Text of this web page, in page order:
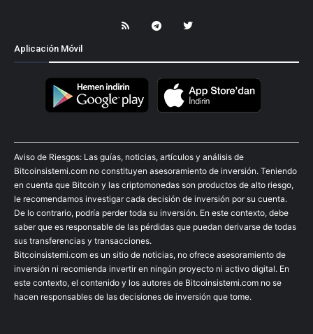
Aplicación Móvil
Aviso de Riesgos: Las guías, noticias, artículos y análisis de
Bitcoinsistemi.com no constituyen asesoramiento de inversión. Teniendo
en cuenta que Bitcoin y las criptomonedas son productos de alto riesgo,
le recomendamos investigar cada decisión de inversión por su cuenta.
De lo contrario, podría perder toda su inversión. En este contexto, debe
saber que es responsable de las pérdidas que puedan derivarse de todas
sus transferencias y transacciones.
Bitcoinsistemi.com es un sitio de noticias, no ofrece asesoramiento de
inversión ni recomienda invertir en ningún proyecto ni activo digital. En
este contexto, el contenido y los autores de Bitcoinsistemi.com no se
hacen responsables de las decisiones de inversión que tome.